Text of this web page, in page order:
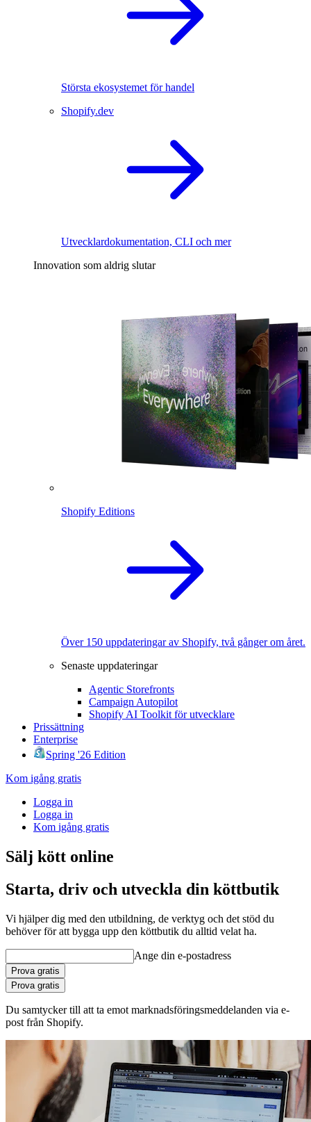
Största ekosystemet för handel
Shopify.dev
Utvecklardokumentation, CLI och mer
Innovation som aldrig slutar
Shopify Editions
Över 150 uppdateringar av Shopify, två gånger om året.
Senaste uppdateringar
Agentic Storefronts
Campaign Autopilot
Shopify AI Toolkit för utvecklare
Prissättning
Enterprise
Spring '26 Edition
Kom igång gratis
Logga in
Logga in
Kom igång gratis
Sälj kött online
Starta, driv och utveckla din köttbutik
Vi hjälper dig med den utbildning, de verktyg och det stöd du
behöver för att bygga upp den köttbutik du alltid velat ha.
Ange din e-postadress
Prova gratis
Prova gratis
Du samtycker till att ta emot marknadsföringsmeddelanden via e-
post från Shopify.